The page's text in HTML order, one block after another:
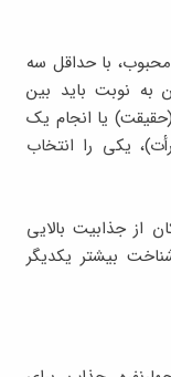
با حداقل سه
به نوبت باید بین
یا انجام یک
یکی را انتخاب
از جذابیت بالایی
بیشتر یکدیگر